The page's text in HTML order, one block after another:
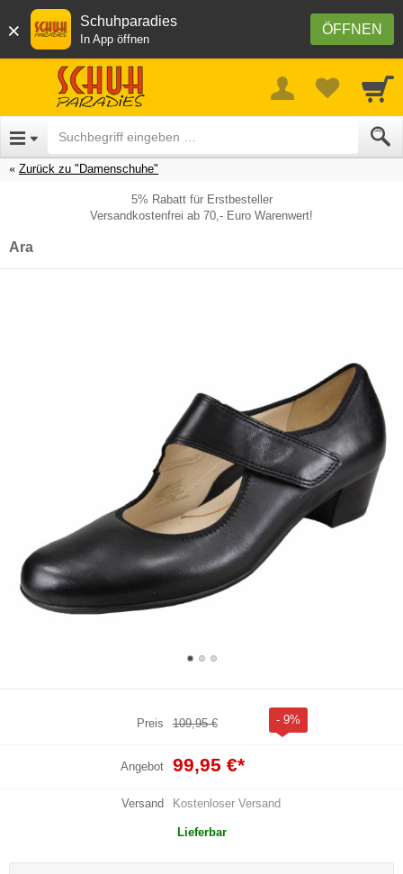
× ÖFFNEN
Schuhparadies
In App öffnen
Zurück zu "Damenschuhe"
5% Rabatt für Erstbesteller
Versandkostenfrei ab 70,- Euro Warenwert!
Ara
Preis 109,95 € - 9%
Angebot 99,95 €*
Versand Kostenloser Versand
Lieferbar